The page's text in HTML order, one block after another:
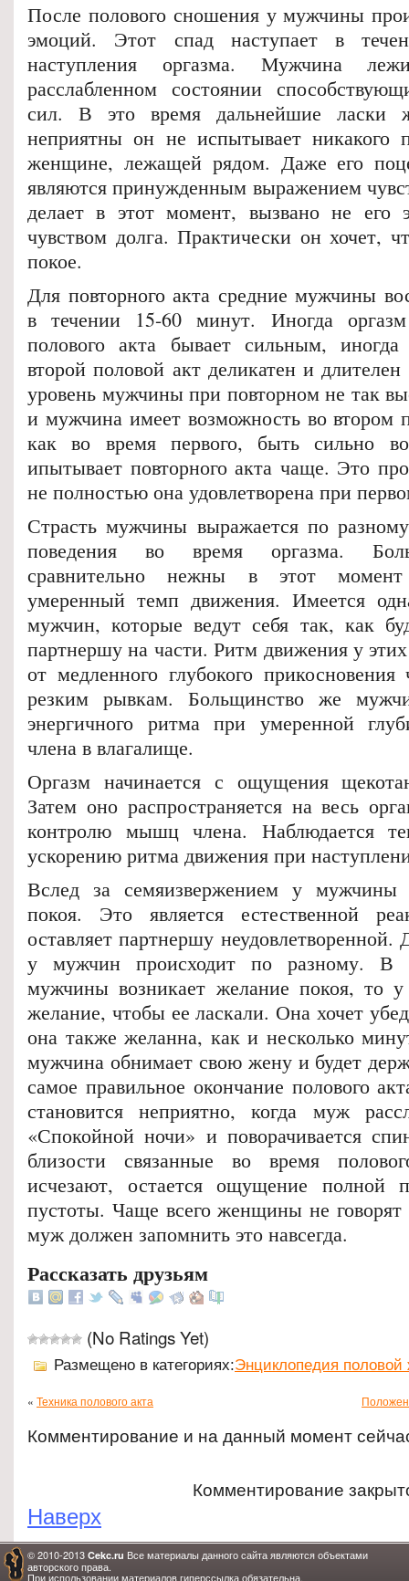
После полового сношения у мужчины
эмоций. Этот спад наступает в
наступления оргазма. Мужчина
расслабленном состоянии
сил. В это время дальнейшие ласки
неприятны он не испытывает никакого
женщине, лежащей рядом. Даже его
являются принужденным выражением
делает в этот момент, вызвано не его
чувством долга. Практически он хочет,
покое.
Для повторного акта средние мужчины
в течении 15-60 минут. Иногда
полового акта бывает сильным,
второй половой акт деликатен и
уровень мужчины при повторном не так
и мужчина имеет возможность во втором
как во время первого, быть сильно
ипытывает повторного акта чаще. Это
не полностью она удовлетворена при
Страсть мужчины выражается по
поведения во время оргазма.
сравнительно нежны в этот
умеренный темп движения. Имеется
мужчин, которые ведут себя так, как
партнершу на части. Ритм движения у
от медленного глубокого
резким рывкам. Больщинство же
энергичного ритма при умеренной
члена в влагалище.
Оргазм начинается с ощущения
Затем оно распространяется на весь
контролю мышц члена. Наблюдается
ускорению ритма движения при
Вслед за семяизвержением у мужчины
покоя. Это является естественной
оставляет партнершу
у мужчин происходит по разному. В
мужчины возникает желание покоя, то
желание, чтобы ее ласкали. Она хочет
она также желанна, как и несколько
мужчина обнимает свою жену и будет
самое правильное окончание полового
становится неприятно, когда муж
«Спокойной ночи» и поворачивается
близости связанные во время
исчезают, остается ощущение полной
пустоты. Чаще всего женщины не
муж должен запомнить это навсегда.
Рассказать друзьям
(No Ratings Yet)
Размещено в категориях:Энциклопедия половой
« Техника полового акта
Комментирование и на данный момент
Комментирование
Наверх
© 2010-2013 Cekc.ru Все материалы данного сайта являются объектами
авторского права.
При использовании материалов гиперссылка обязательна.